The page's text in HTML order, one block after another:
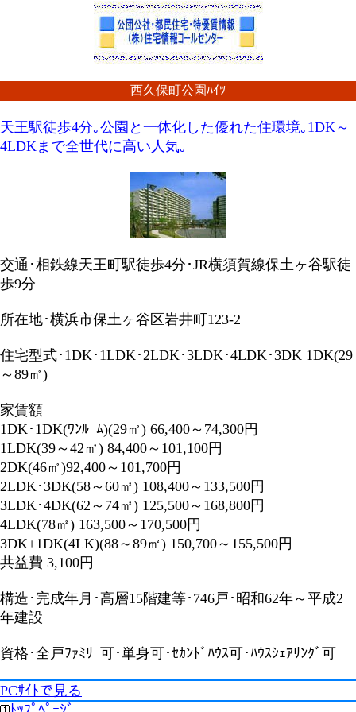
西久保町公園ﾊｲﾂ
天王駅徒歩4分｡公園と一体化した優れた住環境｡1DK～
4LDKまで全世代に高い人気｡
交通･相鉄線天王町駅徒歩4分･JR横須賀線保土ヶ谷駅徒
歩9分
所在地･横浜市保土ヶ谷区岩井町123-2
住宅型式･1DK･1LDK･2LDK･3LDK･4LDK･3DK 1DK(29
～89㎡)
家賃額
1DK･1DK(ﾜﾝﾙｰﾑ)(29㎡) 66,400～74,300円
1LDK(39～42㎡) 84,400～101,100円
2DK(46㎡)92,400～101,700円
2LDK･3DK(58～60㎡) 108,400～133,500円
3LDK･4DK(62～74㎡) 125,500～168,800円
4LDK(78㎡) 163,500～170,500円
3DK+1DK(4LK)(88～89㎡) 150,700～155,500円
共益費 3,100円
構造･完成年月･高層15階建等･746戸･昭和62年～平成2
年建設
資格･全戸ﾌｧﾐﾘｰ可･単身可･ｾｶﾝﾄﾞﾊｳｽ可･ﾊｳｽｼｪｱﾘﾝｸﾞ可
PCｻｲﾄで見る